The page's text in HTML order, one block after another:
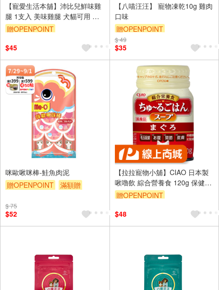
【寵愛生活本舖】沛比兒鮮味雞
腿 1支入 美味雞腿 犬貓可用 寵
物零食
贈OPENPOINT
$45
【八喵汪汪】 寵物凍乾10g 雞肉
口味
贈OPENPOINT
$ 49
$35
咪歐啾咪棒-鮭魚肉泥
贈OPENPOINT
滿額贈
$ 75
$52
【拉拉寵物小舖】CIAO 日本製
啾嚕飲 綜合營養食 120g 保健品
貓零食 補水 貓肉泥 INABA
贈OPENPOINT
（運費不算在 2000 元的範圍
內）
$48